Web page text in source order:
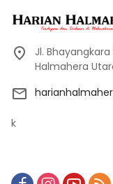
Jl.
Halmahera
k